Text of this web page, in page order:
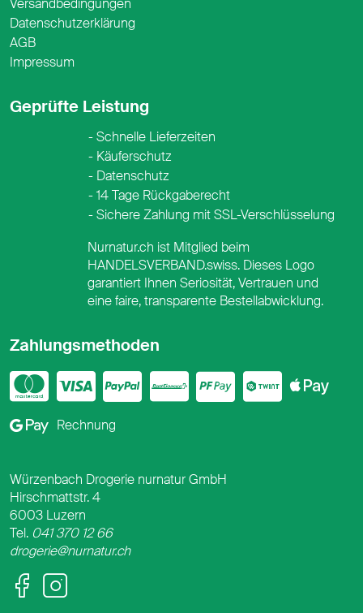
Versandbedingungen
Datenschutzerklärung
AGB
Impressum
Geprüfte Leistung
Schnelle Lieferzeiten
Käuferschutz
Datenschutz
14 Tage Rückgaberecht
Sichere Zahlung mit SSL-Verschlüsselung
Zahlungsmethoden
Mastercard
VisaPayPal
PostFinance
Twint
Google Pay
Rechnung
Nurnatur.ch ist Mitglied beim
HANDELSVERBAND.swiss. Dieses Logo
garantiert Ihnen Seriosität, Vertrauen und
eine faire, transparente Bestellabwicklung.
Facebook
Instagram
Würzenbach Drogerie nurnatur GmbH
Hirschmattstr. 4
6003 Luzern
Tel. 041 370 12 66
drogerie@nurnatur.ch